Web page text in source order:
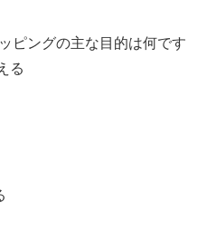
ピングの主な目的は何です
る